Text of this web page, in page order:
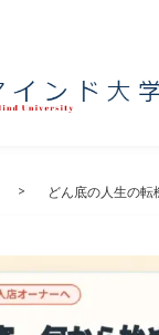
どん底の人生の